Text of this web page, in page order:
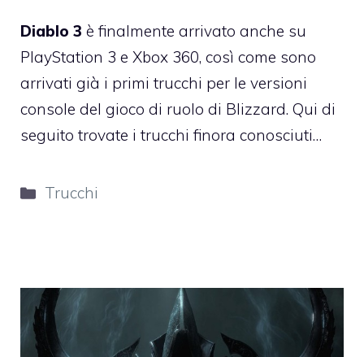
Diablo 3 è finalmente arrivato anche su
PlayStation 3 e Xbox 360, così come sono
arrivati già i primi trucchi per le versioni
console del gioco di ruolo di Blizzard. Qui di
seguito trovate i trucchi finora conosciuti…
Categorie
Trucchi